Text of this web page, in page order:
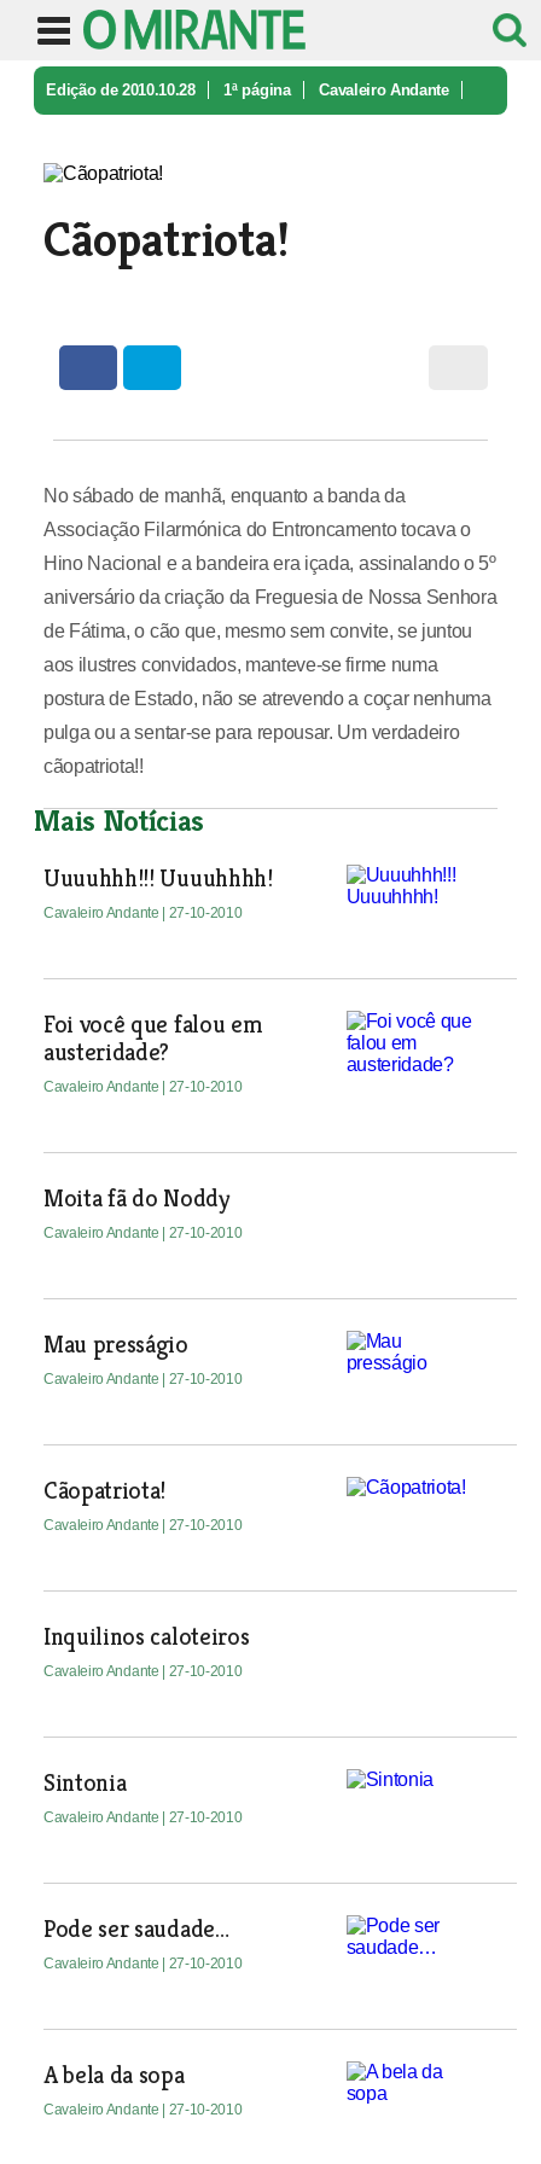
Edição de 2010.10.28 1ª página Cavaleiro Andante
Cãopatriota!
No sábado de manhã, enquanto a banda da
Associação Filarmónica do Entroncamento tocava o
Hino Nacional e a bandeira era içada, assinalando o 5º
aniversário da criação da Freguesia de Nossa Senhora
de Fátima, o cão que, mesmo sem convite, se juntou
aos ilustres convidados, manteve-se firme numa
postura de Estado, não se atrevendo a coçar nenhuma
pulga ou a sentar-se para repousar. Um verdadeiro
cãopatriota!!
Mais Notícias
Uuuuhhh!!! Uuuuhhhh!
Cavaleiro Andante | 27-10-2010
Foi você que falou em
austeridade?
Cavaleiro Andante | 27-10-2010
Moita fã do Noddy
Cavaleiro Andante | 27-10-2010
Mau presságio
Cavaleiro Andante | 27-10-2010
Cãopatriota!
Cavaleiro Andante | 27-10-2010
Inquilinos caloteiros
Cavaleiro Andante | 27-10-2010
Sintonia
Cavaleiro Andante | 27-10-2010
Pode ser saudade…
Cavaleiro Andante | 27-10-2010
A bela da sopa
Cavaleiro Andante | 27-10-2010